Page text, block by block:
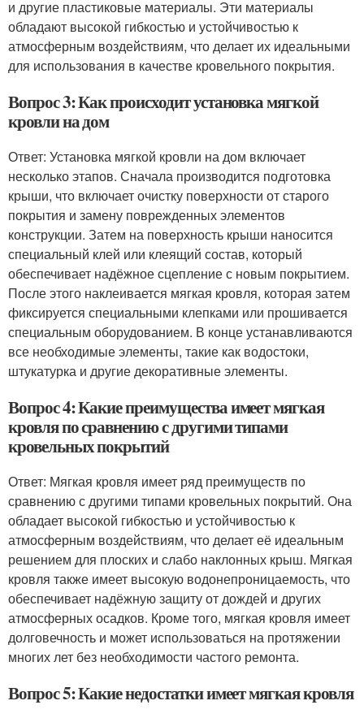
и другие пластиковые материалы. Эти материалы
обладают высокой гибкостью и устойчивостью к
атмосферным воздействиям, что делает их идеальными
для использования в качестве кровельного покрытия.
Вопрос 3: Как происходит установка мягкой
кровли на дом
Ответ: Установка мягкой кровли на дом включает
несколько этапов. Сначала производится подготовка
крыши, что включает очистку поверхности от старого
покрытия и замену поврежденных элементов
конструкции. Затем на поверхность крыши наносится
специальный клей или клеящий состав, который
обеспечивает надёжное сцепление с новым покрытием.
После этого наклеивается мягкая кровля, которая затем
фиксируется специальными клепками или прошивается
специальным оборудованием. В конце устанавливаются
все необходимые элементы, такие как водостоки,
штукатурка и другие декоративные элементы.
Вопрос 4: Какие преимущества имеет мягкая
кровля по сравнению с другими типами
кровельных покрытий
Ответ: Мягкая кровля имеет ряд преимуществ по
сравнению с другими типами кровельных покрытий. Она
обладает высокой гибкостью и устойчивостью к
атмосферным воздействиям, что делает её идеальным
решением для плоских и слабо наклонных крыш. Мягкая
кровля также имеет высокую водонепроницаемость, что
обеспечивает надёжную защиту от дождей и других
атмосферных осадков. Кроме того, мягкая кровля имеет
долговечность и может использоваться на протяжении
многих лет без необходимости частого ремонта.
Вопрос 5: Какие недостатки имеет мягкая кровля